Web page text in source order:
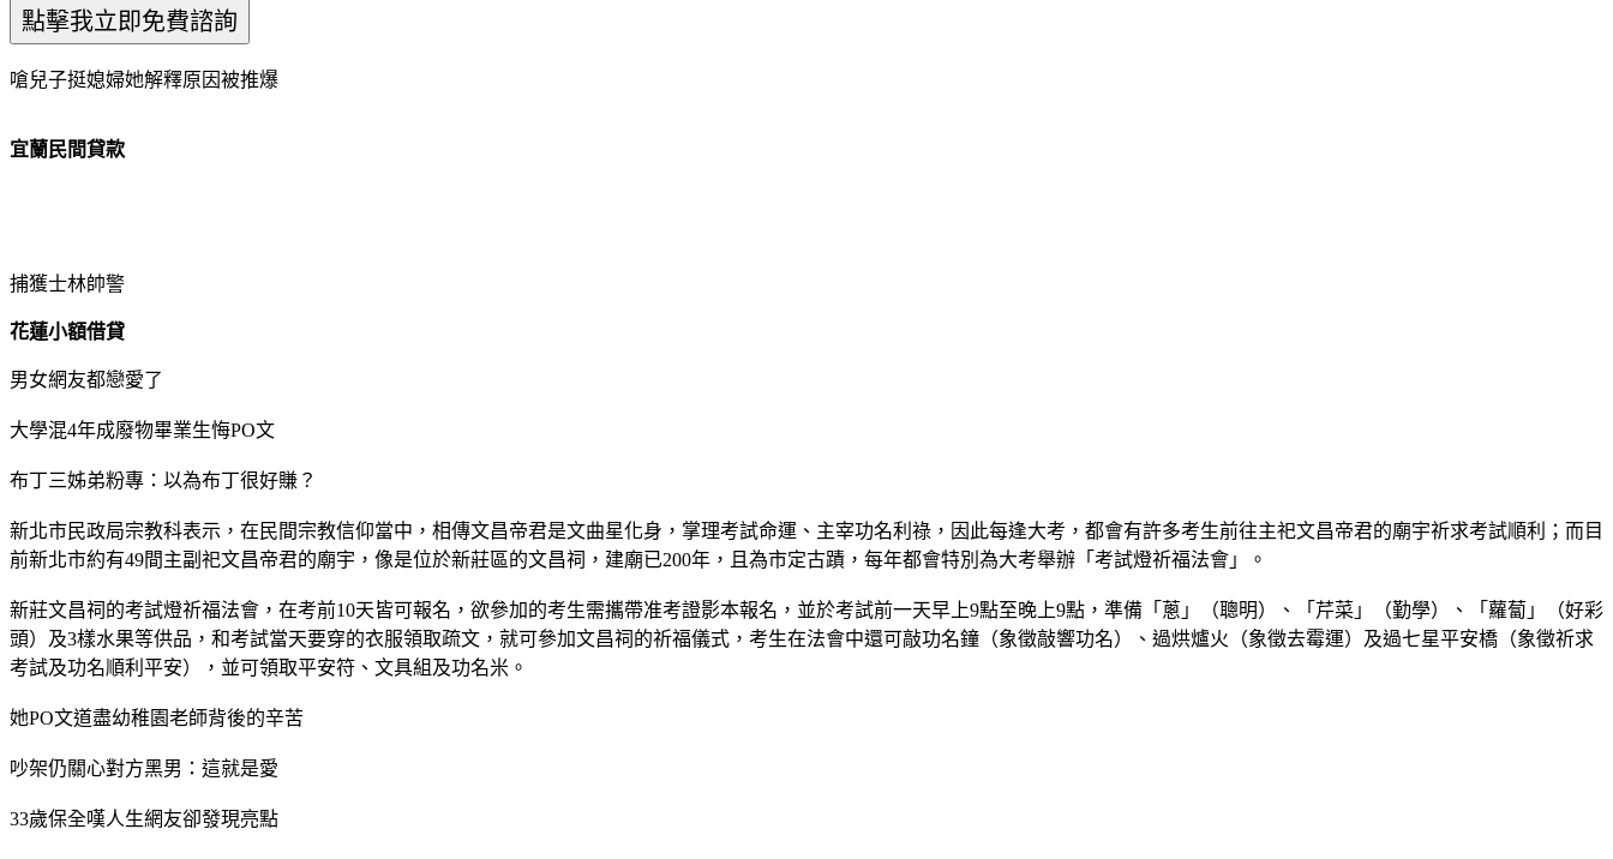
嗆兒子挺媳婦她解釋原因被推爆
宜蘭民間貸款
捕獲士林帥警
花蓮小額借貸
男女網友都戀愛了
大學混4年成廢物畢業生悔PO文
布丁三姊弟粉專：以為布丁很好賺？
新北市民政局宗教科表示，在民間宗教信仰當中，相傳文昌帝君是文曲星化身，掌理考試命運、主宰功名利祿，因此每逢大考，都會有許多考生前往主祀文昌帝君的廟宇祈求考試順利；而目
前新北市約有49間主副祀文昌帝君的廟宇，像是位於新莊區的文昌祠，建廟已200年，且為市定古蹟，每年都會特別為大考舉辦「考試燈祈福法會」。
新莊文昌祠的考試燈祈福法會，在考前10天皆可報名，欲參加的考生需攜帶准考證影本報名，並於考試前一天早上9點至晚上9點，準備「蔥」（聰明）、「芹菜」（勤學）、「蘿蔔」（好彩
頭）及3樣水果等供品，和考試當天要穿的衣服領取疏文，就可參加文昌祠的祈福儀式，考生在法會中還可敲功名鐘（象徵敲響功名）、過烘爐火（象徵去霉運）及過七星平安橋（象徵祈求
考試及功名順利平安），並可領取平安符、文具組及功名米。
她PO文道盡幼稚園老師背後的辛苦
吵架仍關心對方黑男：這就是愛
33歲保全嘆人生網友卻發現亮點